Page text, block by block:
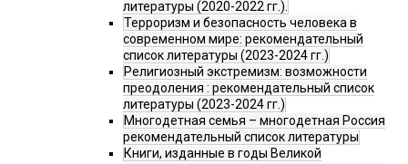
литературы (2020-2022 гг.).
Терроризм и безопасность человека в
современном мире: рекомендательный
список литературы (2023-2024 гг.)
Религиозный экстремизм: возможности
преодоления : рекомендательный список
литературы (2023-2024 гг.)
Многодетная семья – многодетная Россия
рекомендательный список литературы
Книги, изданные в годы Великой